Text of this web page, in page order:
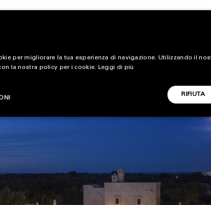
ART & DESIGN
CINEMA
per migliorare la tua esperienza di navigazione. Utilizzando il
la nostra policy per i cookie. Leggi di più
RIFIUTA